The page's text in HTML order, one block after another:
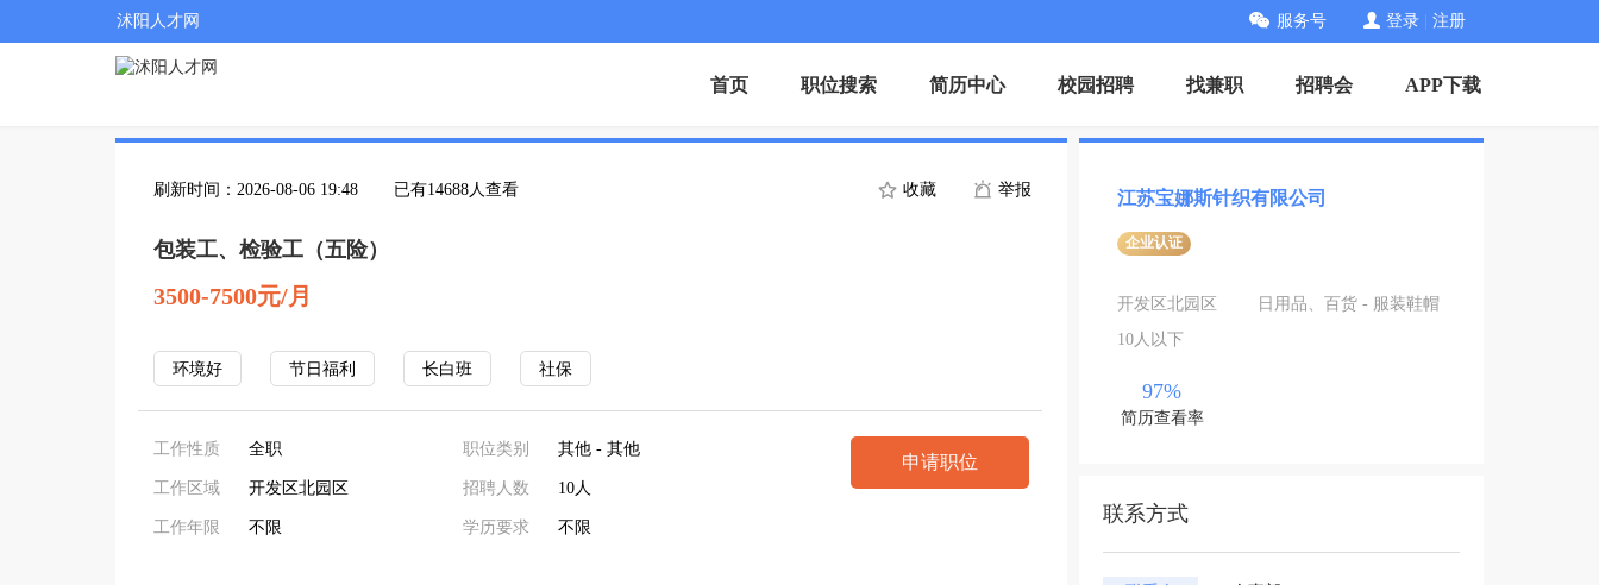
沭阳人才网 服务号 登录 注册
首页 职位搜索 简历中心 校园招聘 找兼职 招聘会 APP下载
刷新时间：2026-08-06 19:48 已有14688人查看 收藏 举报
包装工、检验工（五险）
3500-7500元/月
环境好 节日福利 长白班 社保
工作性质 全职
工作区域 开发区北园区
工作年限 不限
职位类别 其他 - 其他
招聘人数 10人
学历要求 不限
申请职位
江苏宝娜斯针织有限公司
企业认证
开发区北园区
日用品、百货 - 服装鞋帽
10人以下
97%
简历查看率
联系方式